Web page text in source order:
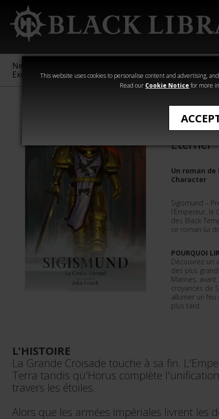
This website uses cookies to personalise content and advertising,
Read our Cookie Notice for more
New &
Exclusive
Sigmar
40,000
Heresy
Éternel
Un roman de
Character
Sigismund –
l'Empereur, le
des Black
ce roman lui
POURQUOI
Découvrez un
des plus
Marines,
croyances de
allumer un feu
plus tard.
L'HISTOIRE
La Grande Croisade touche à sa fin.
Terra tandis qu'Horus complète
travers les étoiles.
Alors que les armées impériales livrent les